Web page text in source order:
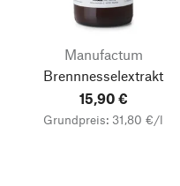
Manufactum
Brennnesselextrakt
15,90 €
Grundpreis: 31,80 €/l